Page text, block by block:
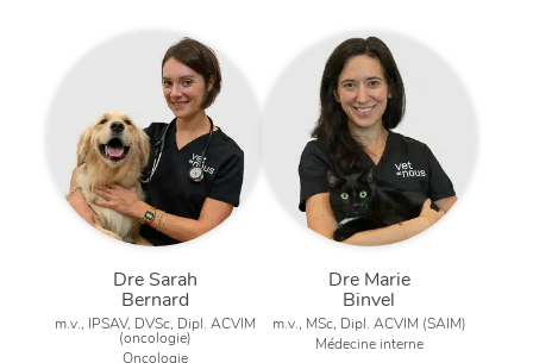
Dre Sarah
Bernard
m.v., IPSAV, DVSc, Dipl. ACVIM
(oncologie)
Oncologie
Dre Marie
Binvel
m.v., MSc, Dipl. ACVIM (SAIM)
Médecine interne